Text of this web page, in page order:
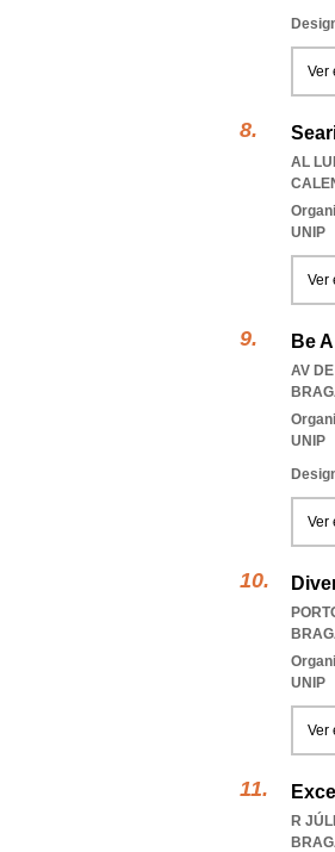
Ver
AL
UNIP
Ver
Be
AV
UNIP
Ver
UNIP
Ver
R